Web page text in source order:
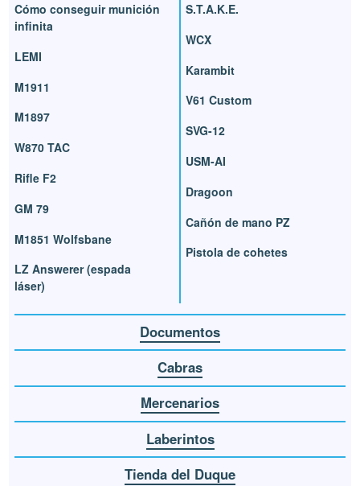
Cómo conseguir munición
infinita
LEMI
M1911
M1897
W870 TAC
Rifle F2
GM 79
M1851 Wolfsbane
LZ Answerer (espada
láser)
S.T.A.K.E.
WCX
Karambit
V61 Custom
SVG-12
USM-AI
Dragoon
Cañón de mano PZ
Pistola de cohetes
Documentos
Cabras
Mercenarios
Laberintos
Tienda del Duque